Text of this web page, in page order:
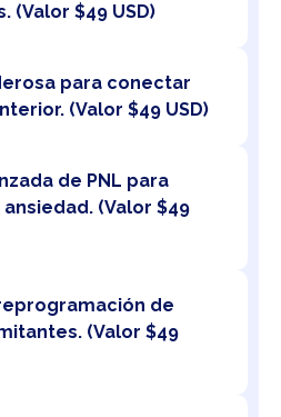
(Valor $49 USD)
para conectar
(Valor $49 USD)
de PNL para
(Valor $49
de
(Valor $49